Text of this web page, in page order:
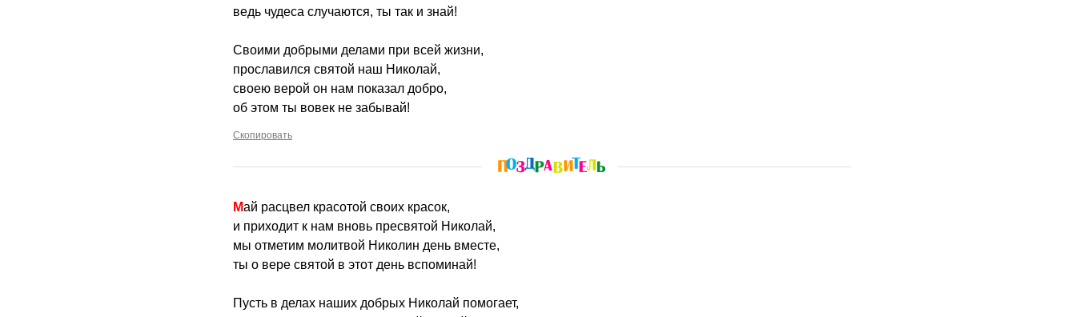
ведь чудеса случаются, ты так и знай!
Своими добрыми делами при всей жизни,
прославился святой наш Николай,
своею верой он нам показал добро,
об этом ты вовек не забывай!
Скопировать
Май расцвел красотой своих красок,
и приходит к нам вновь пресвятой Николай,
мы отметим молитвой Николин день вместе,
ты о вере святой в этот день вспоминай!
Пусть в делах наших добрых Николай помогает,